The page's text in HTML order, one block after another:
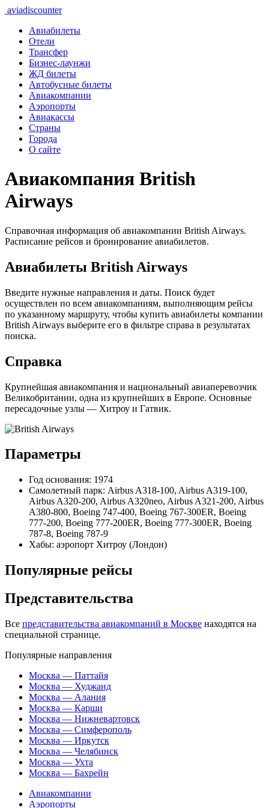
aviadiscounter
Авиабилеты
Отели
Трансфер
Бизнес-лаунжи
ЖД билеты
Автобусные билеты
Авиакомпании
Аэропорты
Авиакассы
Страны
Города
О сайте
Авиакомпания British
Airways
Справочная информация об авиакомпании British Airways.
Расписание рейсов и бронирование авиабилетов.
Авиабилеты British Airways
Введите нужные направления и даты. Поиск будет
осуществлен по всем авиакомпаниям, выполняющим рейсы
по указанному маршруту, чтобы купить авиабилеты компании
British Airways выберите его в фильтре справа в результатах
поиска.
Справка
Крупнейшая авиакомпания и национальный авиаперевозчик
Великобритании, одна из крупнейших в Европе. Основные
пересадочные узлы — Хитроу и Гатвик.
Параметры
Год основания: 1974
Самолетный парк: Airbus A318-100, Airbus A319-100,
Airbus A320-200, Airbus A320neo, Airbus A321-200, Airbus
A380-800, Boeing 747-400, Boeing 767-300ER, Boeing
777-200, Boeing 777-200ER, Boeing 777-300ER, Boeing
787-8, Boeing 787-9
Хабы: аэропорт Хитроу (Лондон)
Популярные рейсы
Представительства
Все представительства авиакомпаний в Москве находятся на
специальной странице.
Популярные направления
Москва — Паттайя
Москва — Худжанд
Москва — Алания
Москва — Карши
Москва — Нижневартовск
Москва — Симферополь
Москва — Иркутск
Москва — Челябинск
Москва — Ухта
Москва — Бахрейн
Авиакомпании
Аэропорты